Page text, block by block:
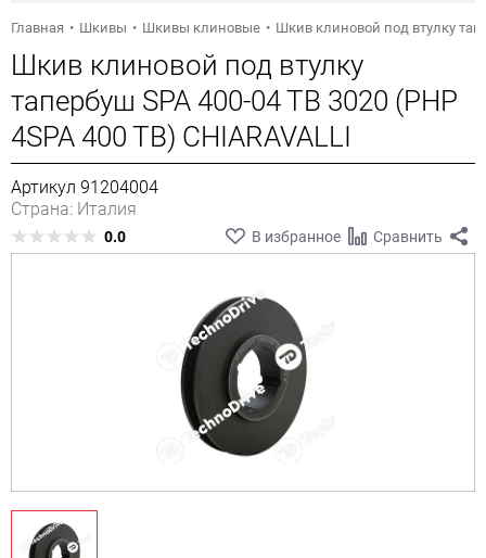
Главная Шкивы Шкивы клиновые Шкив клиновой под втулку
Шкив клиновой под втулку
тапербуш SPA 400-04 TB 3020 (PHP
4SPA 400 TB) CHIARAVALLI
Артикул 91204004
Страна: Италия
0.0 В избранное Сравнить